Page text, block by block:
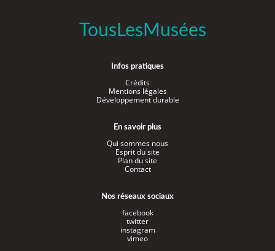
TousLesMusées
Infos pratiques
Crédits
Mentions légales
Développement durable
En savoir plus
Qui sommes nous
Esprit du site
Plan du site
Contact
Nos réseaux sociaux
facebook
twitter
instagram
vimeo